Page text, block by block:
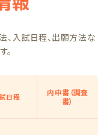
入試日程、出願方法な
。
日程
内申書（調査
書）